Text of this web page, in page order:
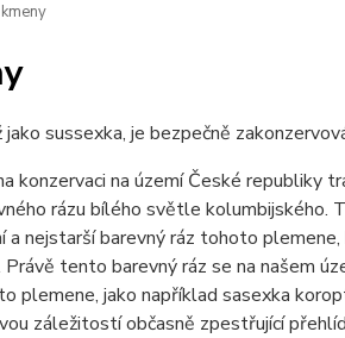
sussexka, je bezpečně
konzervaci na území České republiky
rázu bílého světle kolumbijského.
a nejstarší barevný ráz tohoto
tento barevný ráz se na našem
plemene, jako například sasexka
záležitostí občasně zpestřující